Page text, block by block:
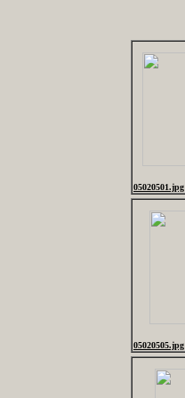
05020501.jpg
05020505.jpg